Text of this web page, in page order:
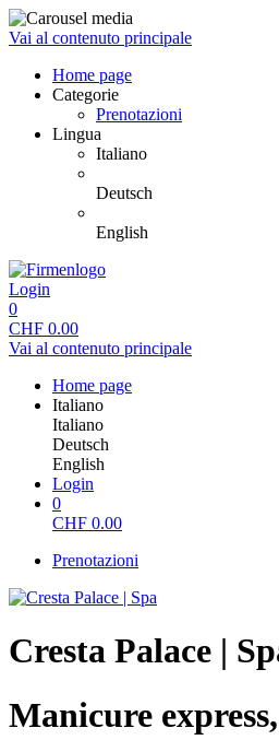
Vai al contenuto principale
Home page
Categorie
Prenotazioni
Lingua
Italiano
Deutsch
English
Login
0
CHF 0.00
Vai al contenuto principale
Home page
Italiano
Italiano
Deutsch
English
Login
0
CHF 0.00
Prenotazioni
Cresta Palace |
Manicure